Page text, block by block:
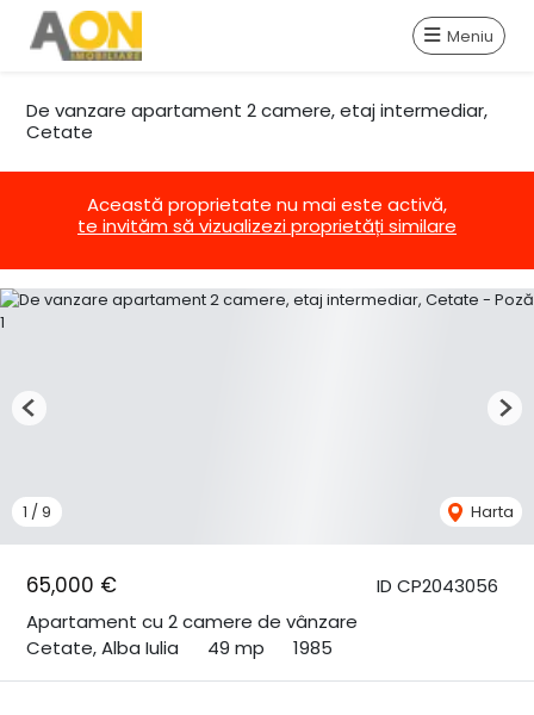
Meniu
De vanzare apartament 2 camere, etaj intermediar,
Cetate
Această proprietate nu mai este activă,
te invităm să vizualizezi proprietăți similare
ID CP2043056
65,000 €
Apartament cu 2 camere de vânzare
Cetate, Alba Iulia
49 mp 1985
1 / 9 Harta
Previous